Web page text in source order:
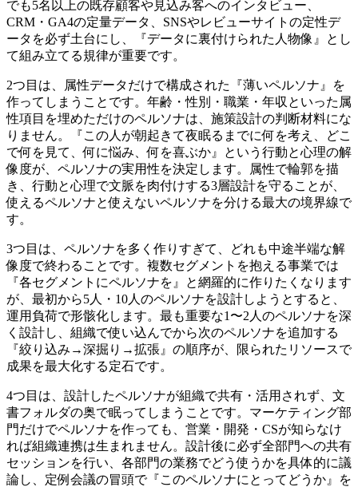
でも5名以上の既存顧客や見込み客へのインタビュー、
CRM・GA4の定量データ、SNSやレビューサイトの定性デ
ータを必ず土台にし、『データに裏付けられた人物像』とし
て組み立てる規律が重要です。
2つ目は、属性データだけで構成された『薄いペルソナ』を
作ってしまうことです。年齢・性別・職業・年収といった属
性項目を埋めただけのペルソナは、施策設計の判断材料にな
りません。『この人が朝起きて夜眠るまでに何を考え、どこ
で何を見て、何に悩み、何を喜ぶか』という行動と心理の解
像度が、ペルソナの実用性を決定します。属性で輪郭を描
き、行動と心理で文脈を肉付けする3層設計を守ることが、
使えるペルソナと使えないペルソナを分ける最大の境界線で
す。
3つ目は、ペルソナを多く作りすぎて、どれも中途半端な解
像度で終わることです。複数セグメントを抱える事業では
『各セグメントにペルソナを』と網羅的に作りたくなります
が、最初から5人・10人のペルソナを設計しようとすると、
運用負荷で形骸化します。最も重要な1〜2人のペルソナを深
く設計し、組織で使い込んでから次のペルソナを追加する
『絞り込み→深掘り→拡張』の順序が、限られたリソースで
成果を最大化する定石です。
4つ目は、設計したペルソナが組織で共有・活用されず、文
書フォルダの奥で眠ってしまうことです。マーケティング部
門だけでペルソナを作っても、営業・開発・CSが知らなけ
れば組織連携は生まれません。設計後に必ず全部門への共有
セッションを行い、各部門の業務でどう使うかを具体的に議
論し、定例会議の冒頭で『このペルソナにとってどうか』を